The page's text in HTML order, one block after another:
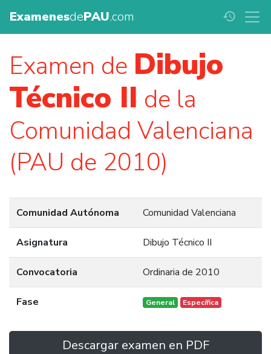
ExamenesdePAU.com history
Examen de Dibujo
Técnico II de la
Comunidad Valenciana
(PAU de 2010)
Comunidad Autónoma Comunidad Valenciana
Asignatura Dibujo Técnico II
Convocatoria Ordinaria de 2010
Fase General Específica
Descargar examen en PDF